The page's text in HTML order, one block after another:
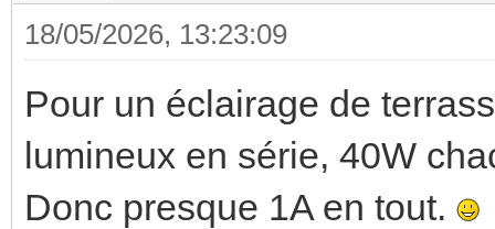
18/05/2026, 13:23:09
Pour un éclairage de
lumineux en série, 40W
Donc presque 1A en tout.